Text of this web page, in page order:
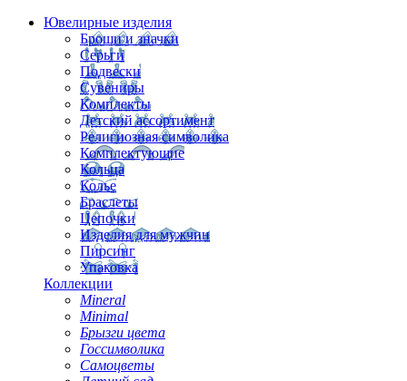
Ювелирные изделия
Броши и значки
Серьги
Подвески
Сувениры
Комплекты
Детский ассортимент
Религиозная символика
Комплектующие
Кольца
Колье
Браслеты
Цепочки
Изделия для мужчин
Пирсинг
Упаковка
Коллекции
Mineral
Minimal
Брызги цвета
Госсимволика
Самоцветы